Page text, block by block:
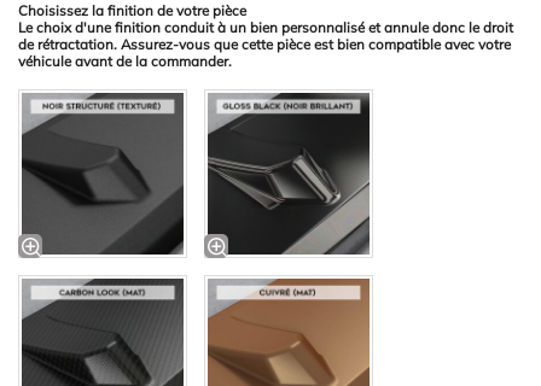
Choisissez la finition de votre pièce
Le choix d'une finition conduit à un bien personnalisé et annule donc le droit
de rétractation. Assurez-vous que cette pièce est bien compatible avec votre
véhicule avant de la commander.